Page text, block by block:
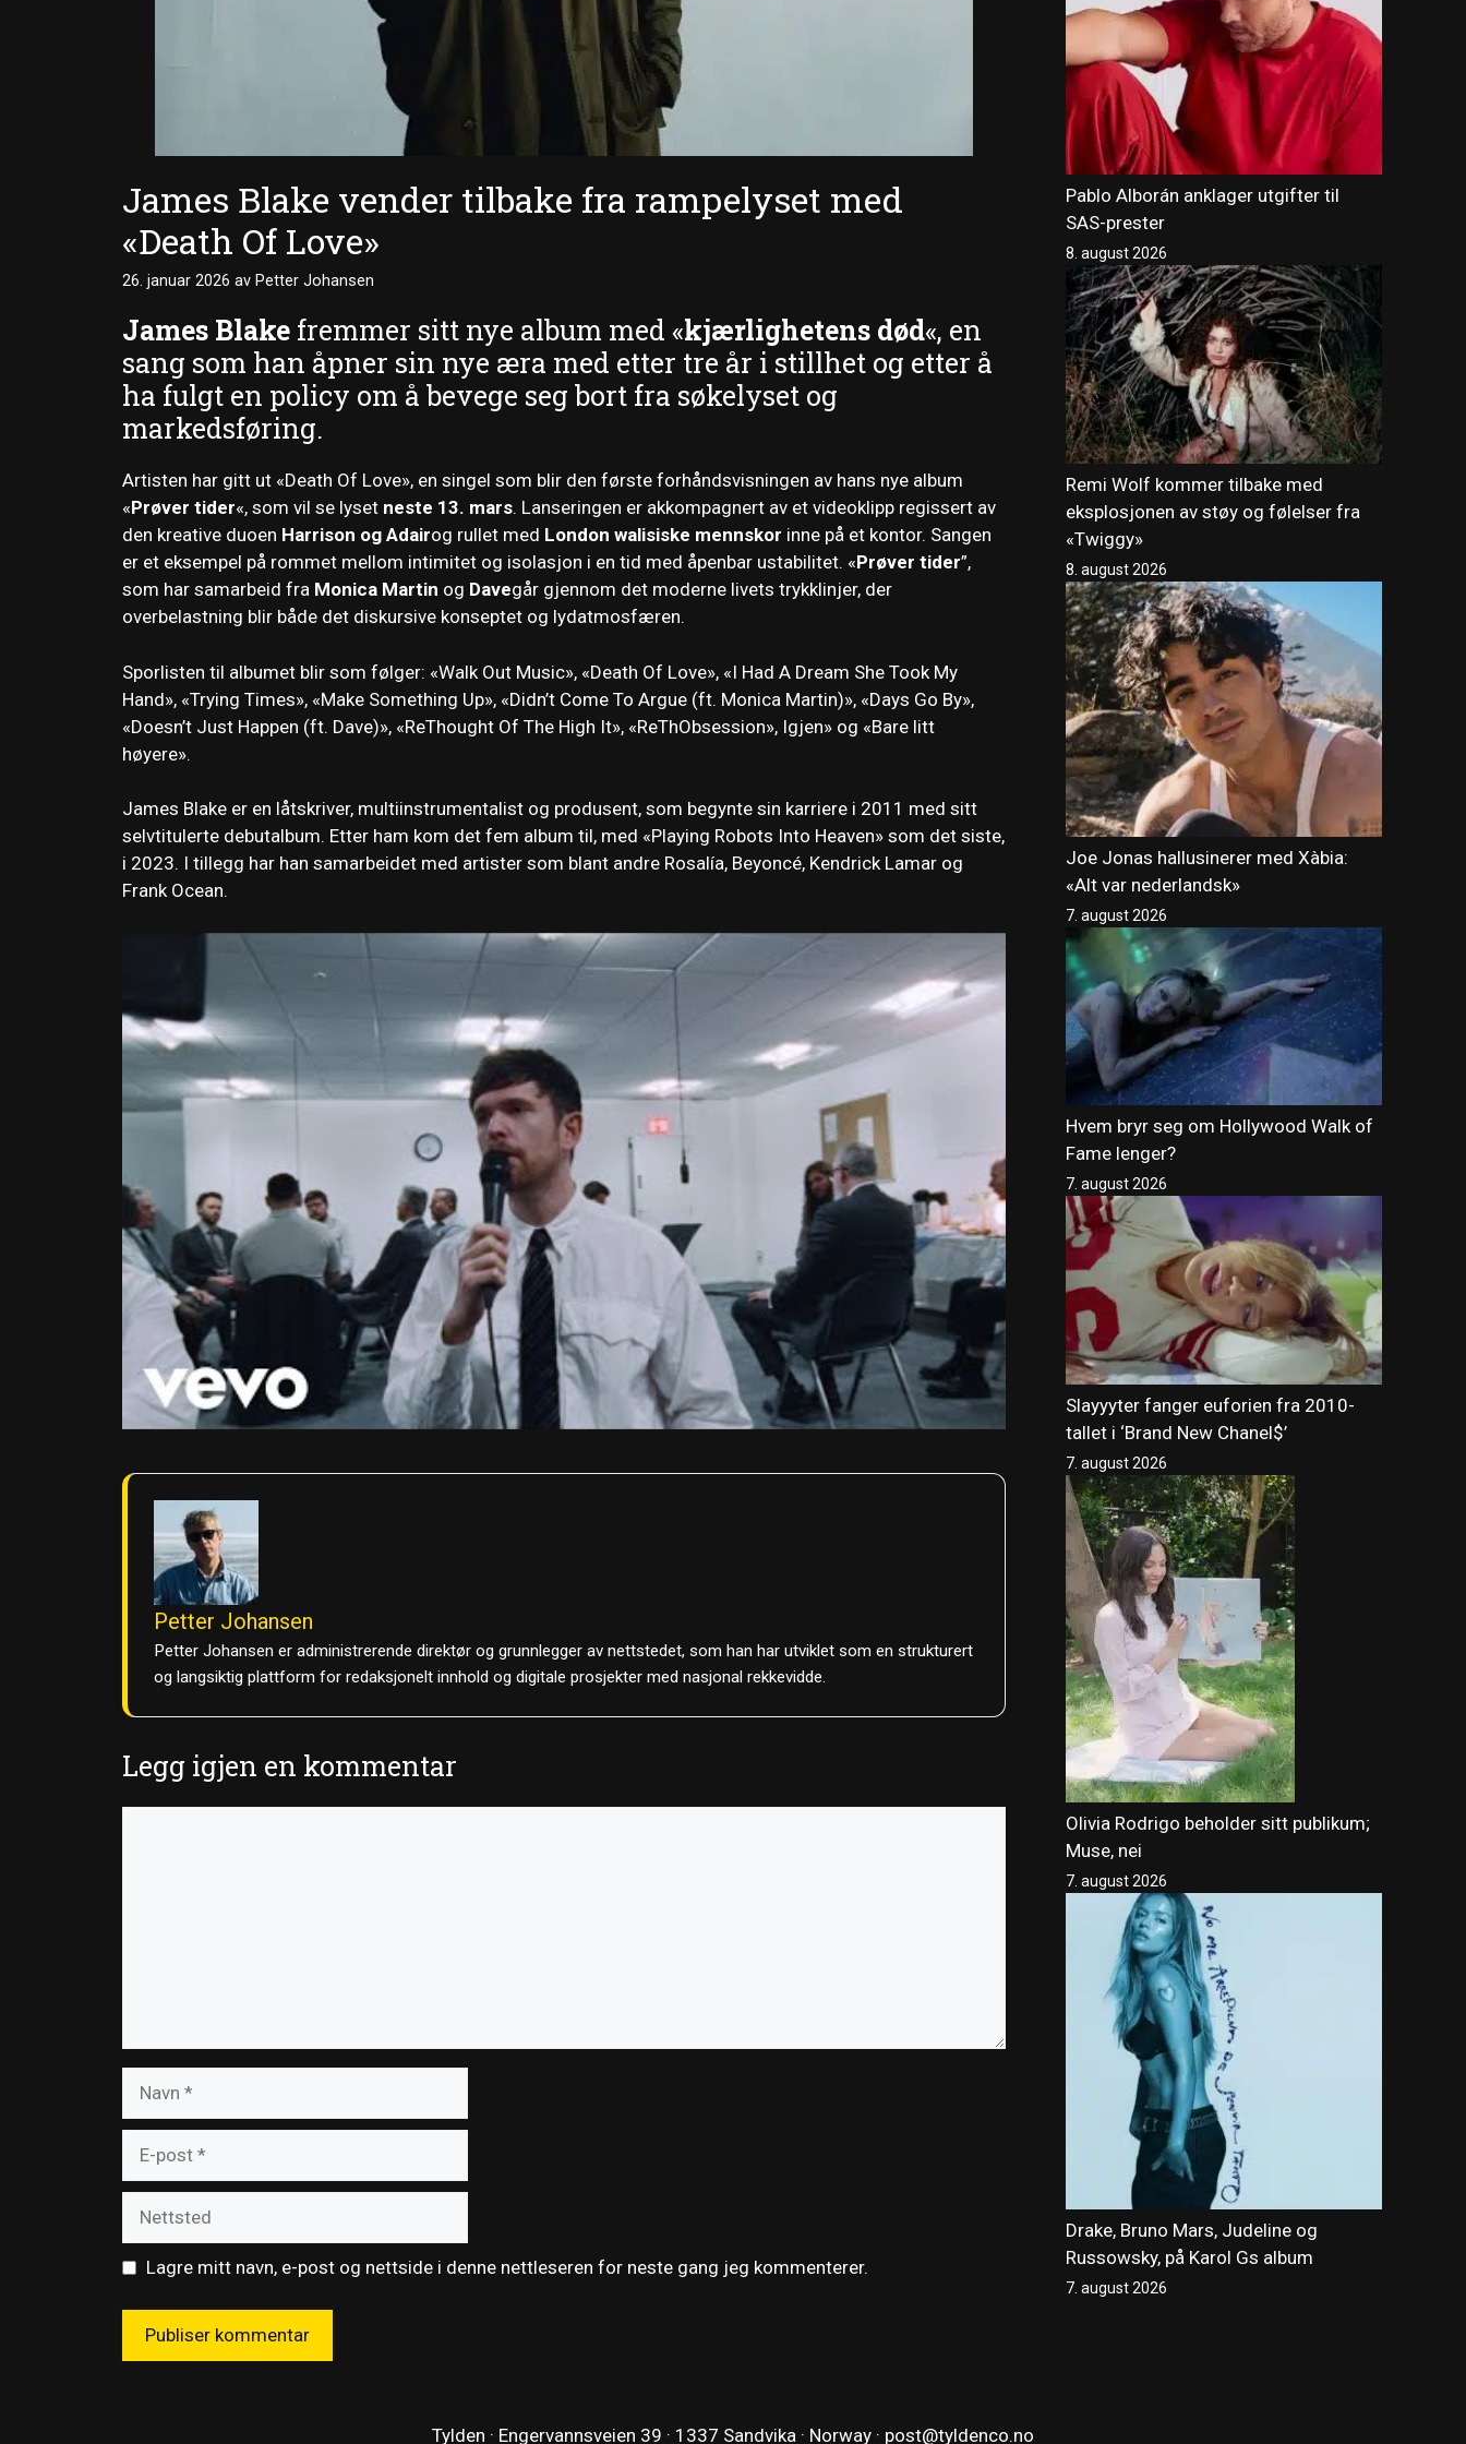
James Blake vender tilbake fra rampelyset med
«Death Of Love»
26. januar 2026 av Petter Johansen
James Blake fremmer sitt nye album med «kjærlighetens død«, en
sang som han åpner sin nye æra med etter tre år i stillhet og etter å
ha fulgt en policy om å bevege seg bort fra søkelyset og
markedsføring.
Artisten har gitt ut «Death Of Love», en singel som blir den første forhåndsvisningen av hans nye album
«Prøver tider«, som vil se lyset neste 13. mars. Lanseringen er akkompagnert av et videoklipp regissert av
den kreative duoen Harrison og Adairog rullet med London walisiske mennskor inne på et kontor. Sangen
er et eksempel på rommet mellom intimitet og isolasjon i en tid med åpenbar ustabilitet. «Prøver tider”,
som har samarbeid fra Monica Martin og Davegår gjennom det moderne livets trykklinjer, der
overbelastning blir både det diskursive konseptet og lydatmosfæren.
Sporlisten til albumet blir som følger: «Walk Out Music», «Death Of Love», «I Had A Dream She Took My
Hand», «Trying Times», «Make Something Up», «Didn’t Come To Argue (ft. Monica Martin)», «Days Go By»,
«Doesn’t Just Happen (ft. Dave)», «ReThought Of The High It», «ReThObsession», Igjen» og «Bare litt
høyere».
James Blake er en låtskriver, multiinstrumentalist og produsent, som begynte sin karriere i 2011 med sitt
selvtitulerte debutalbum. Etter ham kom det fem album til, med «Playing Robots Into Heaven» som det siste,
i 2023. I tillegg har han samarbeidet med artister som blant andre Rosalía, Beyoncé, Kendrick Lamar og
Frank Ocean.
Petter Johansen
Petter Johansen er administrerende direktør og grunnlegger av nettstedet, som han har utviklet som en strukturert
og langsiktig plattform for redaksjonelt innhold og digitale prosjekter med nasjonal rekkevidde.
Legg igjen en kommentar
post
Lagre mitt navn, e-post og nettside i denne nettleseren for neste gang jeg kommenterer.
Pablo Alborán anklager utgifter til
SAS-prester
8. august 2026
Remi Wolf kommer tilbake med
eksplosjonen av støy og følelser fra
«Twiggy»
8. august 2026
Joe Jonas hallusinerer med Xàbia:
«Alt var nederlandsk»
7. august 2026
Hvem bryr seg om Hollywood Walk of
Fame lenger?
7. august 2026
Slayyyter fanger euforien fra 2010-
tallet i ‘Brand New Chanel$’
7. august 2026
Olivia Rodrigo beholder sitt publikum;
Muse, nei
7. august 2026
Drake, Bruno Mars, Judeline og
Russowsky, på Karol Gs album
7. august 2026
Tylden · Engervannsveien 39 · 1337 Sandvika · Norway · post@tyldenco.no